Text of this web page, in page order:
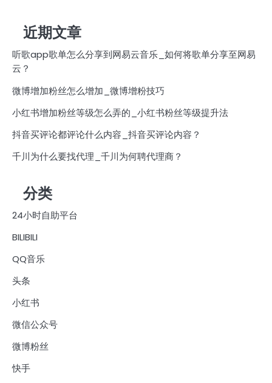
近期文章
听歌app歌单怎么分享到网易云音乐_如何将歌单分享至网易
云？
微博增加粉丝怎么增加_微博增粉技巧
小红书增加粉丝等级怎么弄的_小红书粉丝等级提升法
抖音买评论都评论什么内容_抖音买评论内容？
千川为什么要找代理_千川为何聘代理商？
分类
24小时自助平台
BILIBILI
QQ音乐
头条
小红书
微信公众号
微博粉丝
快手